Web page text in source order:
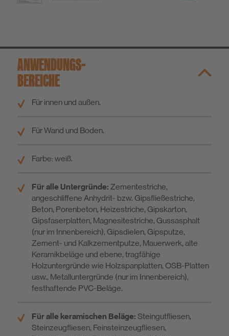
ANWENDUNGS­
BEREICHE
Für innen und außen.
Für Wand und Boden.
Farbe: weiß.
Für alle Untergründe: Zementestriche,
angeschliffene Anhydrit- bzw. Gipsfließestriche,
Beton, Porenbeton, Heizestriche, Gipskarton,
Gipsfaserplatten, Magnesitestriche, Gussasphalt
(nur im Innenbereich), Gipsdielen, Gipsputze,
Zement- und Kalkzementputze, Mauerwerk, alte
Keramikbeläge und ebene, tragfähige
Holzuntergründe wie Holzspanplatten, OSB-Platten
usw., Metalluntergründe (nur im Innenbereich),
festhaftende PVC-Beläge.
Für alle keramischen Beläge: Steingutfliesen,
Steinzeugfliesen, Feinsteinzeugfliesen,